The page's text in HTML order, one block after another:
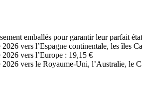
emballés pour garantir leur parfait
vers l’Espagne continentale, les îles
vers l’Europe : 19,15 €
vers le Royaume-Uni, l’Australie, le